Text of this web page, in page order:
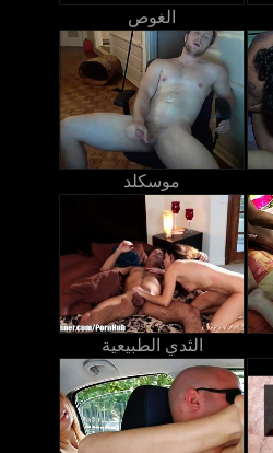
الغوص
موسكلد
الثدي الطبيعية